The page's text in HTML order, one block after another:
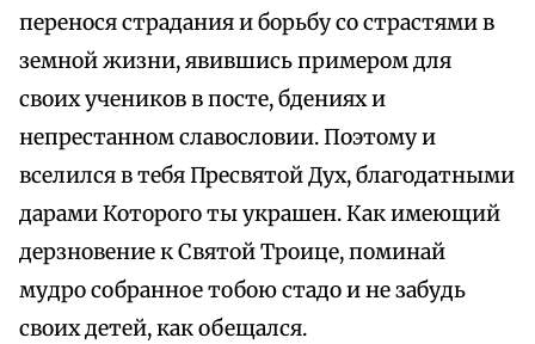
перенося страдания и борьбу со страстями в
земной жизни, явившись примером для
своих учеников в посте, бдениях и
непрестанном славословии. Поэтому и
вселился в тебя Пресвятой Дух, благодатными
дарами Которого ты украшен. Как имеющий
дерзновение к Святой Троице, поминай
мудро собранное тобою стадо и не забудь
своих детей, как обещался.